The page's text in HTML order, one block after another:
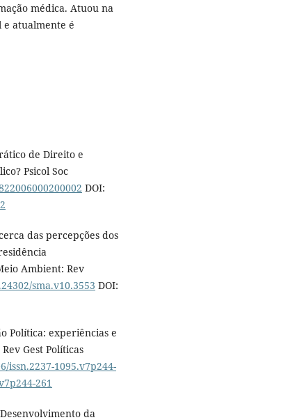
médica. Atuou na
e atualmente é
de Direito e
Psicol Soc
DOI:
das percepções dos
Ambient: Rev
sma.v10.3553 DOI:
Política: experiências e
Gest Políticas
issn.2237-1095.v7p244-
261
da